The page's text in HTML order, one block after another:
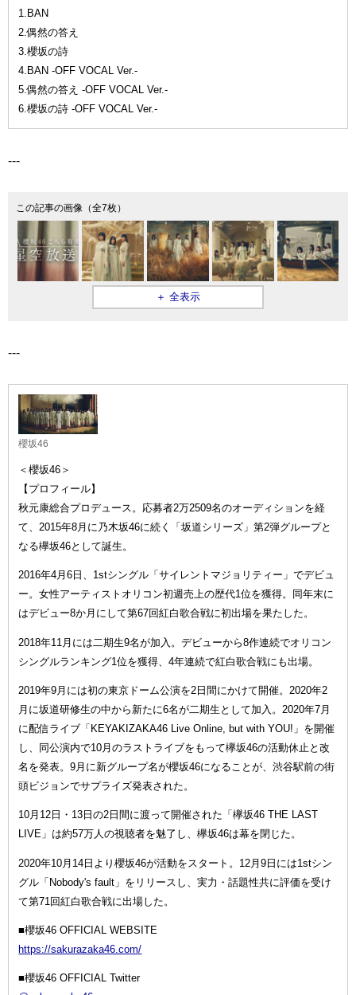
1.BAN
2.偶然の答え
3.櫻坂の詩
4.BAN -OFF VOCAL Ver.-
5.偶然の答え -OFF VOCAL Ver.-
6.櫻坂の詩 -OFF VOCAL Ver.-
---
この記事の画像（全7枚）
＋ 全表示
---
櫻坂46
＜櫻坂46＞
【プロフィール】
秋元康総合プロデュース。応募者2万2509名のオーディションを経
て、2015年8月に乃木坂46に続く「坂道シリーズ」第2弾グループと
なる欅坂46として誕生。
2016年4月6日、1stシングル「サイレントマジョリティー」でデビュ
ー。女性アーティストオリコン初週売上の歴代1位を獲得。同年末に
はデビュー8か月にして第67回紅白歌合戦に初出場を果たした。
2018年11月には二期生9名が加入。デビューから8作連続でオリコン
シングルランキング1位を獲得、4年連続で紅白歌合戦にも出場。
2019年9月には初の東京ドーム公演を2日間にかけて開催。2020年2
月に坂道研修生の中から新たに6名が二期生として加入。2020年7月
に配信ライブ「KEYAKIZAKA46 Live Online, but with YOU!」を開催
し、同公演内で10月のラストライブをもって欅坂46の活動休止と改
名を発表。9月に新グループ名が櫻坂46になることが、渋谷駅前の街
頭ビジョンでサプライズ発表された。
10月12日・13日の2日間に渡って開催された「欅坂46 THE LAST
LIVE」は約57万人の視聴者を魅了し、欅坂46は幕を閉じた。
2020年10月14日より櫻坂46が活動をスタート。12月9日には1stシン
グル「Nobody's fault」をリリースし、実力・話題性共に評価を受け
て第71回紅白歌合戦に出場した。
■櫻坂46 OFFICIAL WEBSITE
https://sakurazaka46.com/
■櫻坂46 OFFICIAL Twitter